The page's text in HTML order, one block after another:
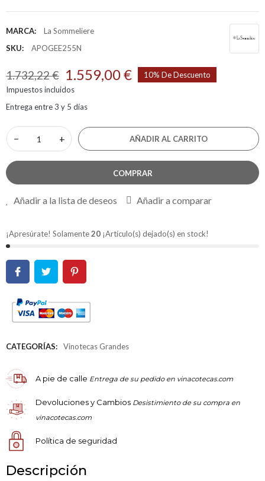
MARCA:
La Sommeliere
SKU:
APOGEE255N
1.732,22 € 1.559,00 €
10% De Descuento
Impuestos incluidos
Entrega entre 3 y 5 días
− + AÑADIR AL CARRITO
COMPRAR
Añadir a la lista de deseos Añadir a comparar
¡Apresúrate! Solamente20 ¡Artículo(s) dejado(s) en stock!
CATEGORÍAS: Vinotecas Grandes
A pie de calle Entrega de su pedido en vinacotecas.com
Devoluciones y Cambios Desistimiento de su compra en
vinacotecas.com
Política de seguridad
Descripción